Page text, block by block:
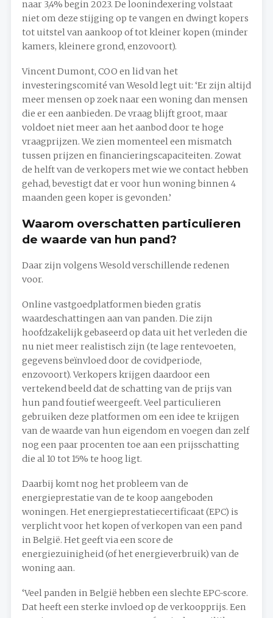
naar 3,4% begin 2023. De loonindexering volstaat
niet om deze stijging op te vangen en dwingt kopers
tot uitstel van aankoop of tot kleiner kopen (minder
kamers, kleinere grond, enzovoort).
Vincent Dumont, COO en lid van het
investeringscomité van Wesold legt uit: ‘Er zijn altijd
meer mensen op zoek naar een woning dan mensen
die er een aanbieden. De vraag blijft groot, maar
voldoet niet meer aan het aanbod door te hoge
vraagprijzen. We zien momenteel een mismatch
tussen prijzen en financieringscapaciteiten. Zowat
de helft van de verkopers met wie we contact hebben
gehad, bevestigt dat er voor hun woning binnen 4
maanden geen koper is gevonden.’
Waarom overschatten particulieren
de waarde van hun pand?
Daar zijn volgens Wesold verschillende redenen
voor.
Online vastgoedplatformen bieden gratis
waardeschattingen aan van panden. Die zijn
hoofdzakelijk gebaseerd op data uit het verleden die
nu niet meer realistisch zijn (te lage rentevoeten,
gegevens beïnvloed door de covidperiode,
enzovoort). Verkopers krijgen daardoor een
vertekend beeld dat de schatting van de prijs van
hun pand foutief weergeeft. Veel particulieren
gebruiken deze platformen om een idee te krijgen
van de waarde van hun eigendom en voegen dan zelf
nog een paar procenten toe aan een prijsschatting
die al 10 tot 15% te hoog ligt.
Daarbij komt nog het probleem van de
energieprestatie van de te koop aangeboden
woningen. Het energieprestatiecertificaat (EPC) is
verplicht voor het kopen of verkopen van een pand
in België. Het geeft via een score de
energiezuinigheid (of het energieverbruik) van de
woning aan.
‘Veel panden in België hebben een slechte EPC-score.
Dat heeft een sterke invloed op de verkoopprijs. Een